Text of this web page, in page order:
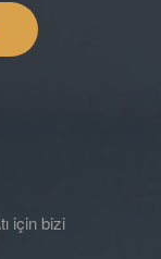
için bizi